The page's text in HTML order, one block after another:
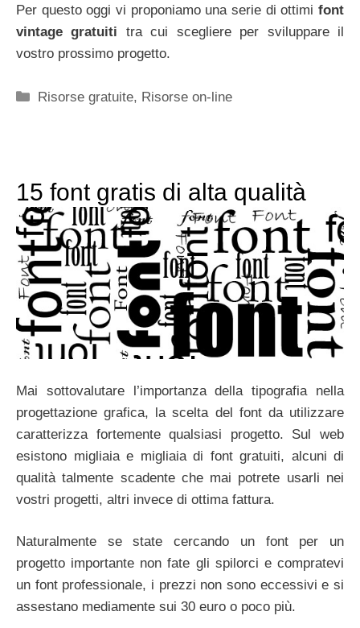
Per questo oggi vi proponiamo una serie di ottimi font
vintage gratuiti tra cui scegliere per sviluppare il
vostro prossimo progetto.
Categorie
Risorse gratuite, Risorse on-line
15 font gratis di alta qualità
Mai sottovalutare l’importanza della tipografia nella
progettazione grafica, la scelta del font da utilizzare
caratterizza fortemente qualsiasi progetto. Sul web
esistono migliaia e migliaia di font gratuiti, alcuni di
qualità talmente scadente che mai potrete usarli nei
vostri progetti, altri invece di ottima fattura.
Naturalmente se state cercando un font per un
progetto importante non fate gli spilorci e compratevi
un font professionale, i prezzi non sono eccessivi e si
assestano mediamente sui 30 euro o poco più.